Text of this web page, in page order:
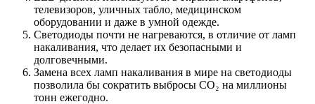
телевизоров, уличных табло, медицинском
оборудовании и даже в умной одежде.
Светодиоды почти не нагреваются, в отличие от ламп
накаливания, что делает их безопасными и
долговечными.
Замена всех ламп накаливания в мире на светодиоды
позволила бы сократить выбросы CO₂ на миллионы
тонн ежегодно.